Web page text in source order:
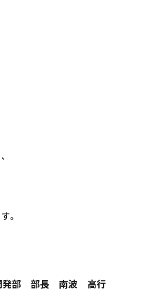
。
発部 部長 南波 高行